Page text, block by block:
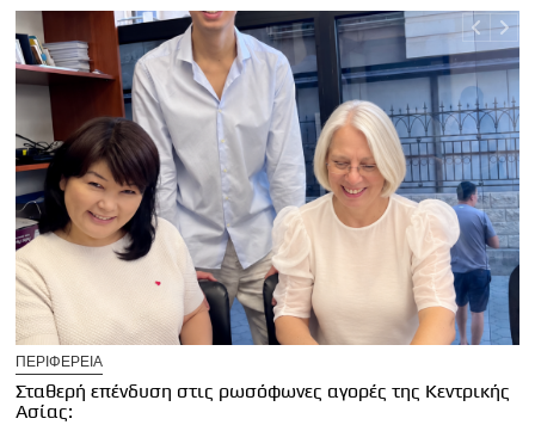
ΠΕΡΙΦΕΡΕΙΑ
Σταθερή επένδυση στις ρωσόφωνες αγορές της Κεντρικής
Ασίας: